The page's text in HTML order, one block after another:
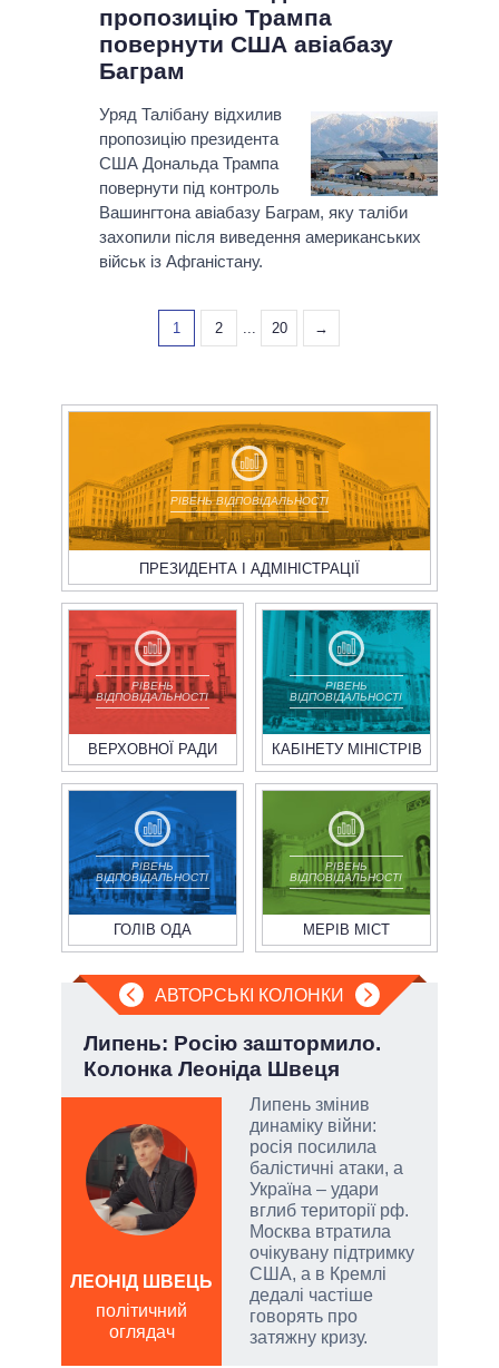
пропозицію Трампа
повернути США авіабазу
Баграм
Уряд Талібану відхилив
пропозицію президента
США Дональда Трампа
повернути під контроль
Вашингтона авіабазу Баграм, яку таліби
захопили після виведення американських
військ із Афганістану.
1 2 ... 20 →
РІВЕНЬ ВІДПОВІДАЛЬНОСТІ
ПРЕЗИДЕНТА І АДМІНІСТРАЦІЇ
РІВЕНЬ
ВІДПОВІДАЛЬНОСТІ
ВЕРХОВНОЇ РАДИ
РІВЕНЬ
ВІДПОВІДАЛЬНОСТІ
КАБІНЕТУ МІНІСТРІВ
РІВЕНЬ
ВІДПОВІДАЛЬНОСТІ
ГОЛІВ ОДА
РІВЕНЬ
ВІДПОВІДАЛЬНОСТІ
МЕРІВ МІСТ
АВТОРСЬКІ КОЛОНКИ
Липень: Росію заштормило.
Колонка Леоніда Швеця
Липень змінив
динаміку війни:
росія посилила
балістичні атаки, а
Україна – удари
вглиб території рф.
Москва втратила
очікувану підтримку
США, а в Кремлі
дедалі частіше
говорять про
затяжну кризу.
ЛЕОНІД ШВЕЦЬ
політичний
оглядач